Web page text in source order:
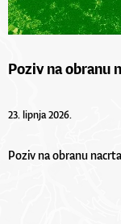
Poziv na obranu
23. lipnja 2026.
Poziv na obranu